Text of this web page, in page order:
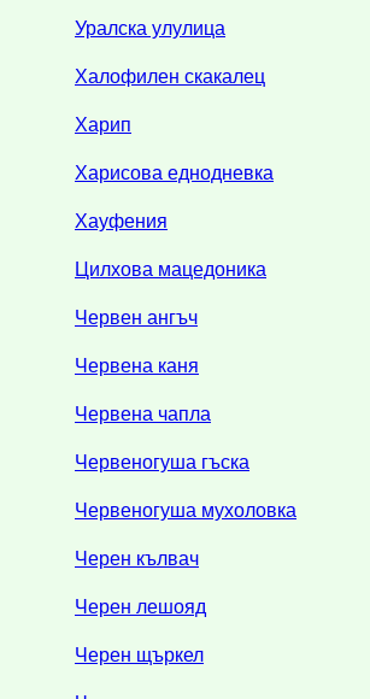
Уралска улулица
Халофилен скакалец
Харип
Харисова еднодневка
Хауфения
Цилхова мацедоника
Червен ангъч
Червена каня
Червена чапла
Червеногуша гъска
Червеногуша мухоловка
Черен кълвач
Черен лешояд
Черен щъркел